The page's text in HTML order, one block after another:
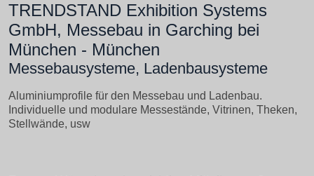
TRENDSTAND Exhibition Systems
GmbH, Messebau in Garching bei
München - München
Messebausysteme, Ladenbausysteme
Aluminiumprofile für den Messebau und Ladenbau.
Individuelle und modulare Messestände, Vitrinen, Theken,
Stellwände, usw